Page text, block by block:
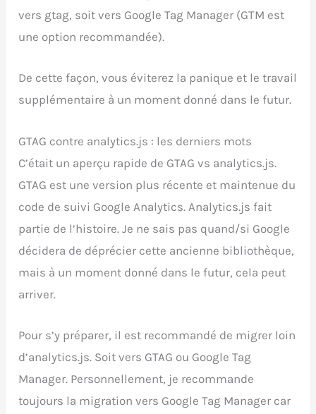
vers gtag, soit vers Google Tag Manager (GTM est
une option recommandée).
De cette façon, vous éviterez la panique et le travail
supplémentaire à un moment donné dans le futur.
GTAG contre analytics.js : les derniers mots
C’était un aperçu rapide de GTAG vs analytics.js.
GTAG est une version plus récente et maintenue du
code de suivi Google Analytics. Analytics.js fait
partie de l’histoire. Je ne sais pas quand/si Google
décidera de déprécier cette ancienne bibliothèque,
mais à un moment donné dans le futur, cela peut
arriver.
Pour s’y préparer, il est recommandé de migrer loin
d’analytics.js. Soit vers GTAG ou Google Tag
Manager. Personnellement, je recommande
toujours la migration vers Google Tag Manager car